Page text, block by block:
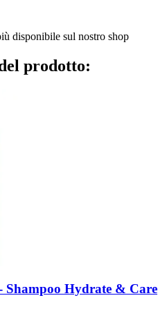
disponibile sul nostro shop
prodotto:
Shampoo Hydrate & Care